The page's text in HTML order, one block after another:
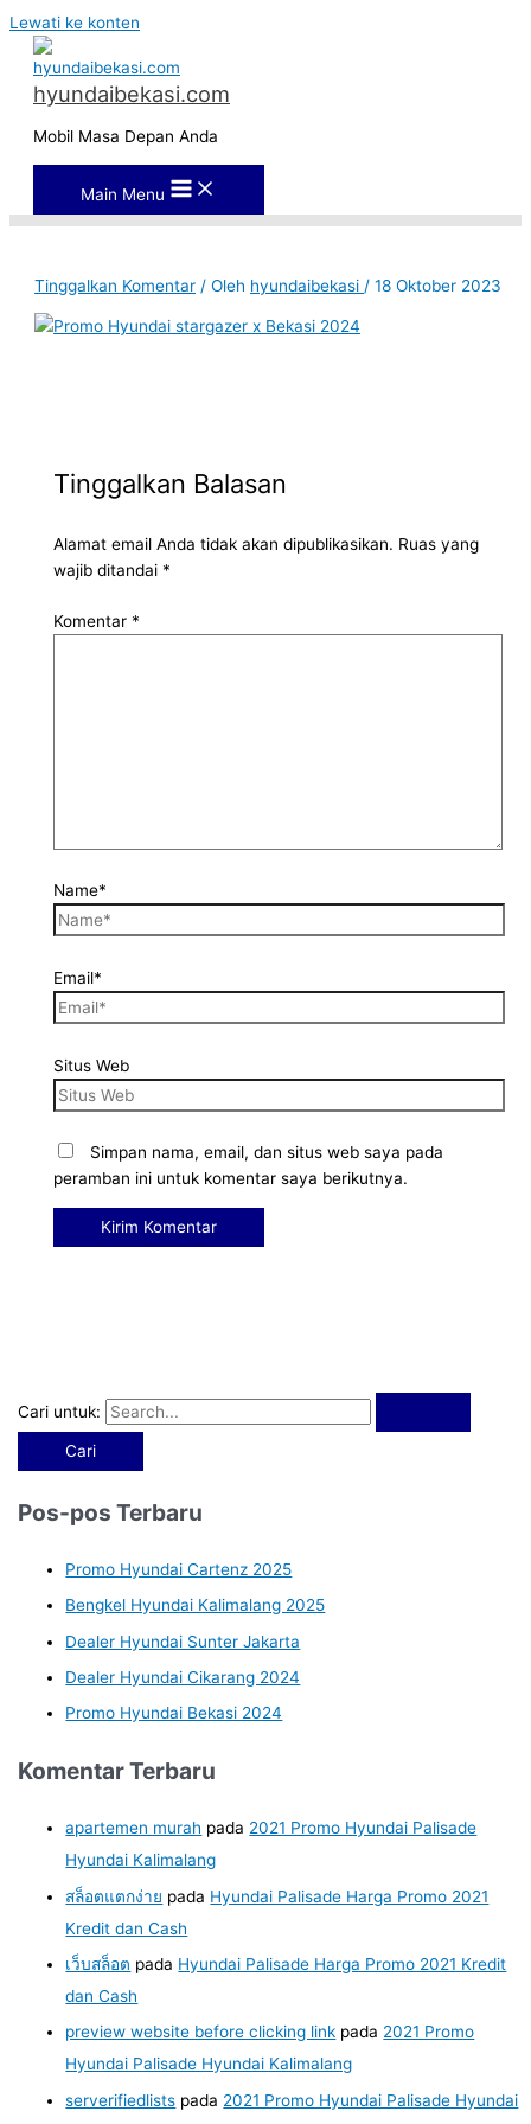
Lewati ke konten
hyundaibekasi.com
Mobil Masa Depan Anda
Main Menu
Cari untuk:
Pos-pos Terbaru
Promo Hyundai Cartenz 2025
Bengkel Hyundai Kalimalang 2025
Dealer Hyundai Sunter Jakarta
Dealer Hyundai Cikarang 2024
Promo Hyundai Bekasi 2024
Komentar Terbaru
apartemen murah pada 2021 Promo Hyundai Palisade
Hyundai Kalimalang
สล็อตแตกง่าย pada Hyundai Palisade Harga Promo 2021
Kredit dan Cash
เว็บสล็อต pada Hyundai Palisade Harga Promo 2021 Kredit
dan Cash
preview website before clicking link pada 2021 Promo
Hyundai Palisade Hyundai Kalimalang
serverifiedlists pada 2021 Promo Hyundai Palisade Hyundai
Tinggalkan Komentar / Oleh hyundaibekasi /18 Oktober 2023
Tinggalkan Balasan
Alamat email Anda tidak akan dipublikasikan. Ruas yang
wajib ditandai *
Komentar *
Name*
Email*
Situs Web
Simpan nama, email, dan situs web saya pada
peramban ini untuk komentar saya berikutnya.